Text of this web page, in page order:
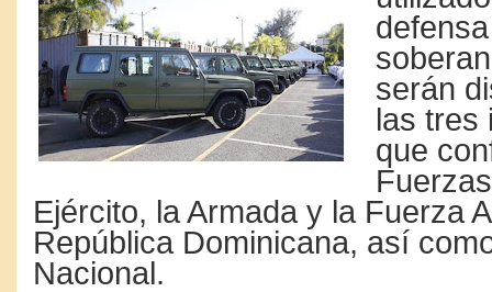
se­rán
las tres
que
Ejército, la Armada y la Fuerza
Repúbli­ca Dominicana, así
Nacional.